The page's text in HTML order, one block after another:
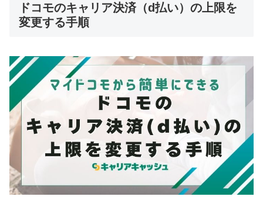
ドコモのキャリア決済（d払い）の上限を
変更する手順